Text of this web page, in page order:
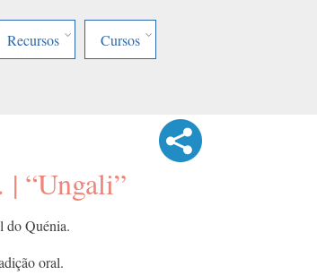
Recursos Cursos
“Ungali”
do Quénia.
oral.